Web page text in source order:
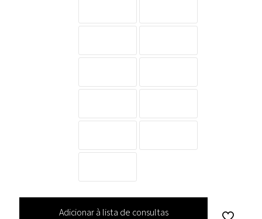
Adicionar à lista de consultas